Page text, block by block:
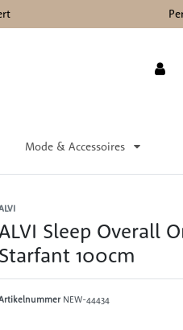
Mode & Accessoires
Sleep Overall
Starfant 100cm
NEW-44434